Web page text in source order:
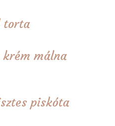
torta
málna
piskóta